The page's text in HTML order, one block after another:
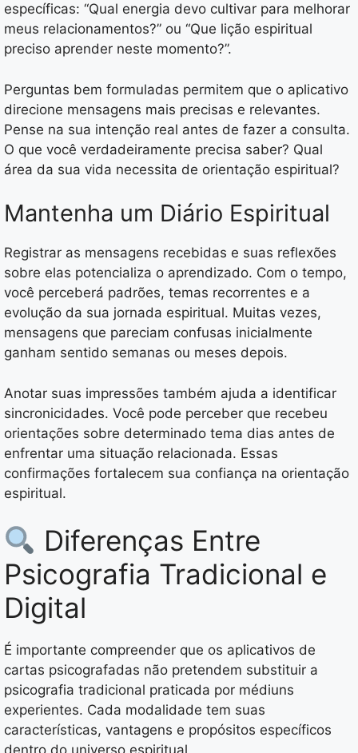
específicas: “Qual energia devo cultivar para melhorar
meus relacionamentos?” ou “Que lição espiritual
preciso aprender neste momento?”.
Perguntas bem formuladas permitem que o aplicativo
direcione mensagens mais precisas e relevantes.
Pense na sua intenção real antes de fazer a consulta.
O que você verdadeiramente precisa saber? Qual
área da sua vida necessita de orientação espiritual?
Mantenha um Diário Espiritual
Registrar as mensagens recebidas e suas reflexões
sobre elas potencializa o aprendizado. Com o tempo,
você perceberá padrões, temas recorrentes e a
evolução da sua jornada espiritual. Muitas vezes,
mensagens que pareciam confusas inicialmente
ganham sentido semanas ou meses depois.
Anotar suas impressões também ajuda a identificar
sincronicidades. Você pode perceber que recebeu
orientações sobre determinado tema dias antes de
enfrentar uma situação relacionada. Essas
confirmações fortalecem sua confiança na orientação
espiritual.
Diferenças Entre
Psicografia Tradicional e
Digital
É importante compreender que os aplicativos de
cartas psicografadas não pretendem substituir a
psicografia tradicional praticada por médiuns
experientes. Cada modalidade tem suas
características, vantagens e propósitos específicos